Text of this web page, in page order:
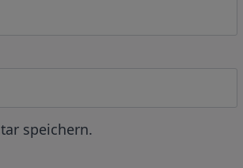
speichern.